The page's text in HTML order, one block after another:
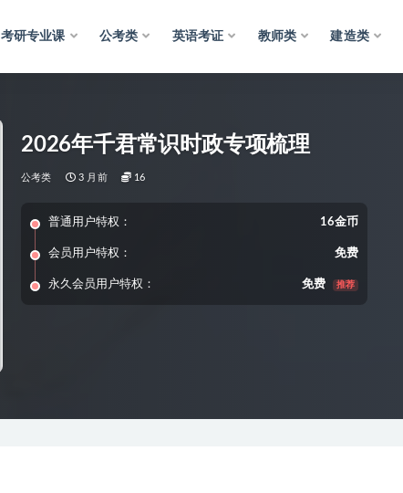
考研专业课 公考类 英语考证 教师类 建造类
2026年千君常识时政专项梳理
公考类 3 月前 16
普通用户特权： 16金币
会员用户特权： 免费
永久会员用户特权： 免费 推荐